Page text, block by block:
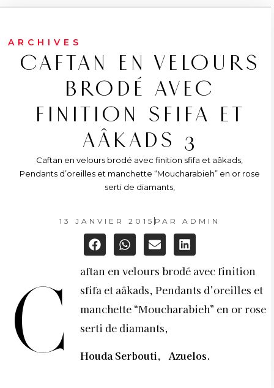
ARCHIVES
CAFTAN EN VELOURS
BRODÉ AVEC
FINITION SFIFA ET
AÂKADS 3
Caftan en velours brodé avec finition sfifa et aâkads,
Pendants d’oreilles et manchette “Moucharabieh” en or rose
serti de diamants,
13 JANVIER 2015 PAR ADMIN
C
aftan en velours brodé avec finition
sfifa et aâkads, Pendants d’oreilles et
manchette “Moucharabieh” en or rose
serti de diamants,
Houda Serbouti, Azuelos.